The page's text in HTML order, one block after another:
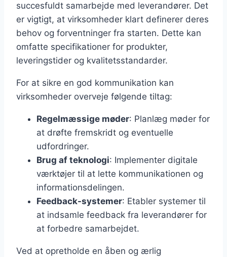
succesfuldt samarbejde med leverandører. Det
er vigtigt, at virksomheder klart definerer deres
behov og forventninger fra starten. Dette kan
omfatte specifikationer for produkter,
leveringstider og kvalitetsstandarder.
For at sikre en god kommunikation kan
virksomheder overveje følgende tiltag:
Regelmæssige møder: Planlæg møder for
at drøfte fremskridt og eventuelle
udfordringer.
Brug af teknologi: Implementer digitale
værktøjer til at lette kommunikationen og
informationsdelingen.
Feedback-systemer: Etabler systemer til
at indsamle feedback fra leverandører for
at forbedre samarbejdet.
Ved at opretholde en åben og ærlig